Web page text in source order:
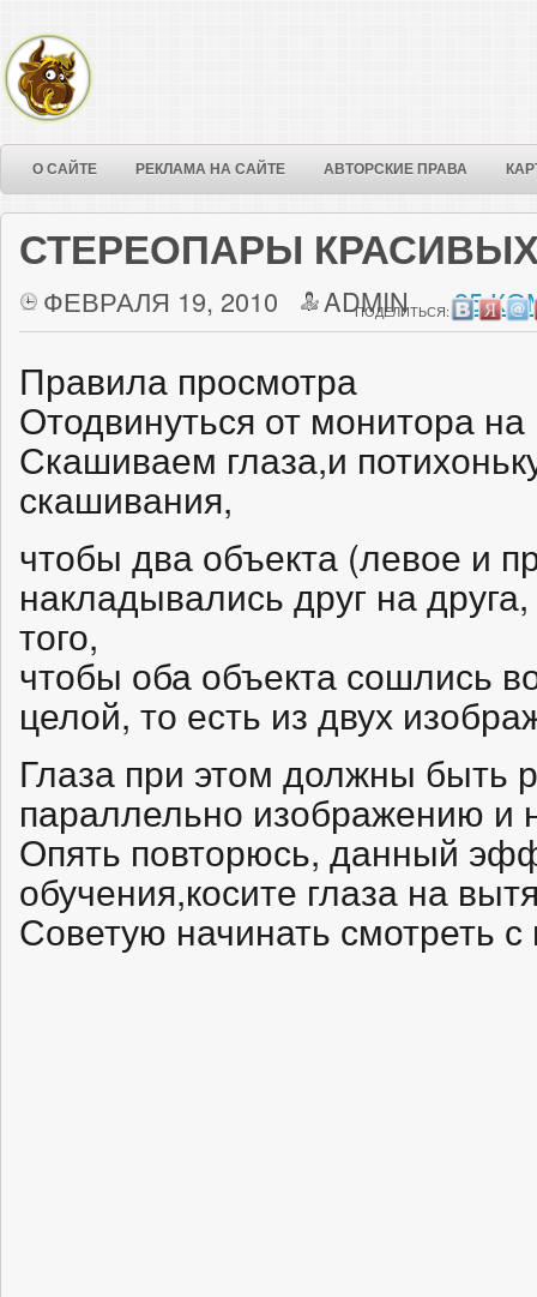
О САЙТЕ РЕКЛАМА НА САЙТЕ АВТОРСКИЕ ПРАВА
СТЕРЕОПАРЫ
ФЕВРАЛЯ 19, 2010 ADMIN 35
ПОДЕЛИТЬСЯ:
Правила просмотра
Отодвинуться от монитора
Скашиваем глаза,и
скашивания,
чтобы два объекта (левое и
накладывались друг на
того,
чтобы оба объекта сошлись
целой, то есть из двух
Глаза при этом должны быть
параллельно изображению и
Опять повторюсь, данный
обучения,косите глаза на
Советую начинать смотреть